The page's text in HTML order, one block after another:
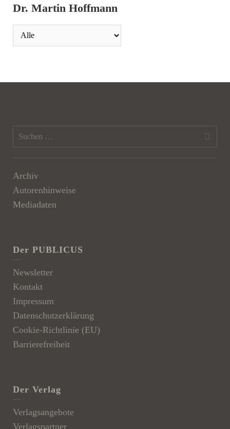
Dr. Martin Hoffmann
Archiv
Autorenhinweise
Mediadaten
Der PUBLICUS
Newsletter
Kontakt
Impressum
Datenschutzerklärung
Cookie-Richtlinie (EU)
Barrierefreiheit
Der Verlag
Verlagsangebote
Verlagspartner